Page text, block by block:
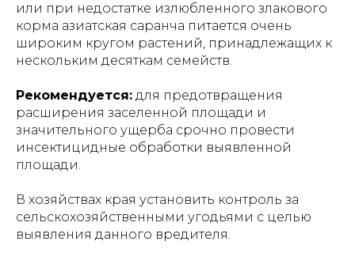
или при недостатке излюбленного злакового
корма азиатская саранча питается очень
широким кругом растений, принадлежащих к
нескольким десяткам семейств.
Рекомендуется: для предотвращения
расширения заселенной площади и
значительного ущерба срочно провести
инсектицидные обработки выявленной
площади.
В хозяйствах края установить контроль за
сельскохозяйственными угодьями с целью
выявления данного вредителя.